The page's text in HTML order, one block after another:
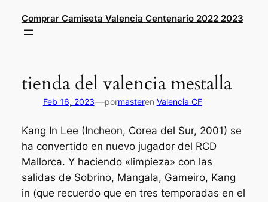
contenido
Comprar Camiseta Valencia Centenario 2022 2023
tienda del valencia mestalla
Feb 16, 2023—pormasteren Valencia CF
Kang In Lee (Incheon, Corea del Sur, 2001) se
ha convertido en nuevo jugador del RCD
Mallorca. Y haciendo «limpieza» con las
salidas de Sobrino, Mangala, Gameiro, Kang
in (que recuerdo que en tres temporadas en el